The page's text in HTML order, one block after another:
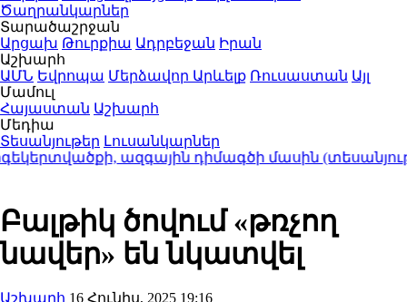
Ծաղրանկարներ
Տարածաշրջան
Արցախ Թուրքիա Ադրբեջան Իրան
Աշխարհ
ԱՄՆ Եվրոպա Մերձավոր Արևելք Ռուսաստան Այլ
Մամուլ
Հայաստան Աշխարհ
Մեդիա
Տեսանյութեր Լուսանկարներ
ազգային դիմագծի մասին (տեսանյութ)
Բալթիկ ծովում «թռչող
նավեր» են նկատվել
Աշխարհ 16 Հունիս, 2025 19:16